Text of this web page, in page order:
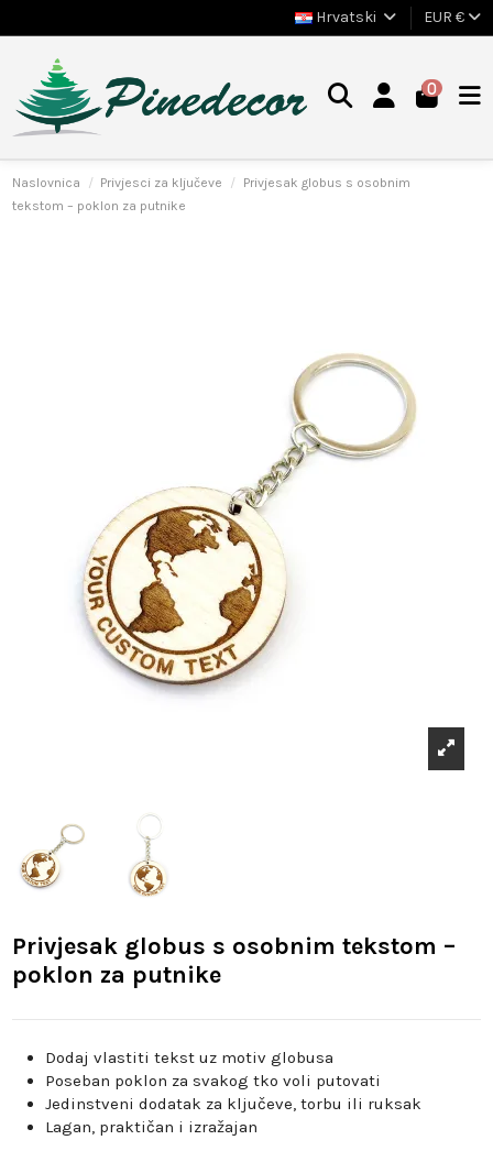
Hrvatski EUR €
0
Naslovnica Privjesci za ključeve
Privjesak globus s osobnim
tekstom – poklon za putnike
Privjesak globus s osobnim tekstom –
poklon za putnike
Dodaj vlastiti tekst uz motiv globusa
Poseban poklon za svakog tko voli putovati
Jedinstveni dodatak za ključeve, torbu ili ruksak
Lagan, praktičan i izražajan